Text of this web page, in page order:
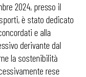
2024, presso il
è stato dedicato
e alla
derivante dal
la sostenibilità
rese